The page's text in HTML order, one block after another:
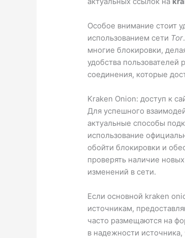
Особое внимание стоит
использованием сети Tor
многие блокировки,
удобства пользователей
соединения, которые
Kraken Onion: доступ к
Для успешного
актуальные способы
использование
обойти блокировки и
проверять наличие
изменений в сети.
Если основной kraken
источникам,
часто размещаются на
в надежности